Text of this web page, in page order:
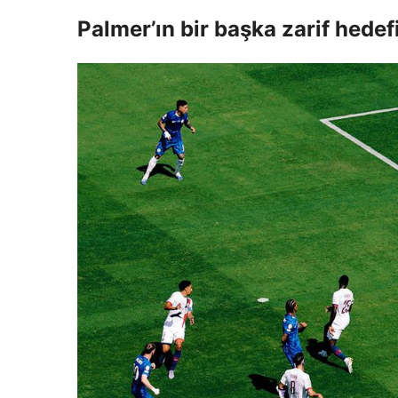
Palmer’ın bir başka zarif